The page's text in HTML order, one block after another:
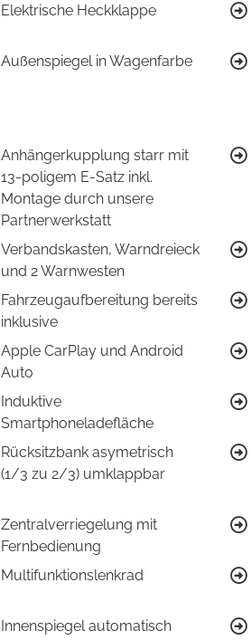
Elektrische Heckklappe
Außenspiegel in Wagenfarbe
Anhängerkupplung starr mit
13-poligem E-Satz inkl.
Montage durch unsere
Partnerwerkstatt
Verbandskasten, Warndreieck
und 2 Warnwesten
Fahrzeugaufbereitung bereits
inklusive
Apple CarPlay und Android
Auto
Induktive
Smartphoneladefläche
Rücksitzbank asymetrisch
(1/3 zu 2/3) umklappbar
Zentralverriegelung mit
Fernbedienung
Multifunktionslenkrad
Innenspiegel automatisch